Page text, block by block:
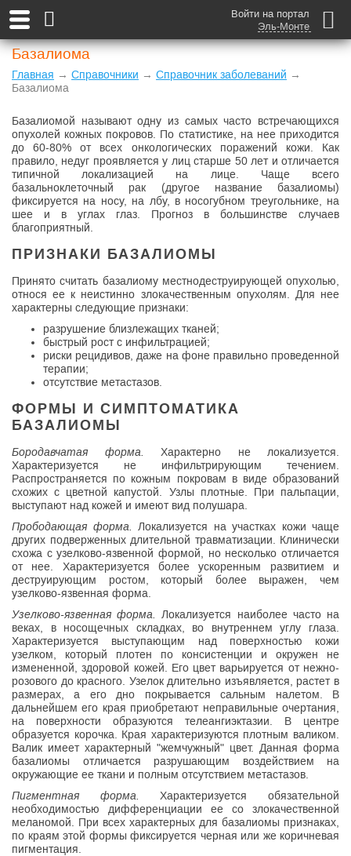
Войти на портал
Эль-Монте
Базалиома
Главная → Справочники → Справочник заболеваний →
Базалиома
Базалиомой называют одну из самых часто встречающихся
опухолей кожных покровов. По статистике, на нее приходится
до 60-80% от всех онкологических поражений кожи. Как
правило, недуг проявляется у лиц старше 50 лет и отличается
типичной локализацией на лице. Чаще всего
базальноклеточный рак (другое название базалиомы)
фиксируется на носу, на лбу, в носогубном треугольнике, на
шее и в углах глаз. Прогноз в большинстве случаев
благоприятный.
ПРИЗНАКИ БАЗАЛИОМЫ
Принято считать базалиому местнодеструирующей опухолью,
относя ее к неистинно злокачественным опухолям. Для нее
характерны следующие признаки:
разрушение близлежащих тканей;
быстрый рост с инфильтрацией;
риски рецидивов, даже на фоне правильно проведенной
терапии;
отсутствие метастазов.
ФОРМЫ И СИМПТОМАТИКА
БАЗАЛИОМЫ
Бородавчатая форма.
Характерно не локализуется.
Характеризуется не инфильтрирующим течением.
Распространяется по кожным покровам в виде образований
схожих с цветной капустой. Узлы плотные. При пальпации,
выступают над кожей и имеют вид полушара.
Прободающая форма.
Локализуется на участках кожи чаще
других подверженных длительной травматизации. Клинически
схожа с узелково-язвенной формой, но несколько отличается
от нее. Характеризуется более ускоренным развитием и
деструирующим ростом, который более выражен, чем
узелково-язвенная форма.
Узелково-язвенная форма. Локализуется наиболее часто на
веках, в носощечных складках, во внутреннем углу глаза.
Характеризуется выступающим над поверхностью кожи
узелком, который плотен по консистенции и окружен не
измененной, здоровой кожей. Его цвет варьируется от нежно-
розового до красного. Узелок длительно изъявляется, растет в
размерах, а его дно покрывается сальным налетом. В
дальнейшем его края приобретают неправильные очертания,
на поверхности образуются телеангиэктазии. В центре
образуется корочка. Края характеризуются плотным валиком.
Валик имеет характерный "жемчужный" цвет. Данная форма
базалиомы отличается разрушающим воздействием на
окружающие ее ткани и полным отсутствием метастазов.
Пигментная форма. Характеризуется обязательной
необходимостью дифференциации ее со злокачественной
меланомой. При всех характерных для базалиомы признаках,
по краям этой формы фиксируется черная или же коричневая
пигментация.